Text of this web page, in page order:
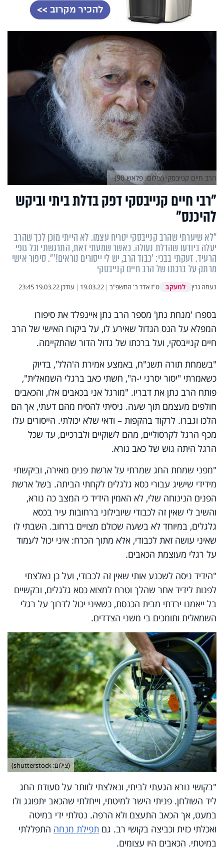
"רבי חיים קנייבסקי דפק בדלת ביתי וביקש
להיכנס"
"לא שיערתי שהרב קנייבסקי יטריח עצמו. לא הייתי מוכן לכך שהרב
יעלה ביודעו שהדלת נעולה. כאשר שמעתי זאת, התרגשתי וכל גופי
הרעיד. זעקתי בבכי: 'כבוד הרב, יש לי ייסורים נוראים!'". סיפור אישי
מרתק על ברכתו של הרב חיים קנייבסקי
נעמה גרין למעקב ט"ז אדר ב' התשפ"ב |
19.03.22
| עודכן19.03.22 23:45
הרב חיים קנייבסקי (צילום: פלאש 90)
בספרו 'מנחת נתן' מספר הרב נתן איינפלד את סיפורו
המפלא על הנס הגדול שאירע לו, על ביקורו האישי של הרב
חיים קנייבסקי, ועל ברכתו של גדול הדור שהתקיימה.
"בשמחת תורה תשנ"ח, באמצע אמירת ה'הלל', בדיוק
כשאמרתי "יסור יסרני י-ה", חשתי כאב ברגלי השמאלית",
פותח הרב נתן את דבריו. "מורגל אני בכאבים אלו, והכאבים
חולפים מעצמם תוך שעה. ניסיתי להסיח מהם דעתי, אך הם
הלכו וגברו. לרקוד בהקפות – ודאי שלא יכולתי. הייסורים עלו
מכף הרגל לקרסוליים, מהם לשוקיים ולברכיים, עד שכל
הרגל היתה גוש של כאב נורא.
"מפני שמחת החג שמרתי על ארשת פנים מאירה, וביקשתי
מידידי שישיג עבורי כסא גלגלים לקחתי הביתה. בשל ארשת
הפנים הנינוחה שלי, לא האמין הידיד כי המצב כה נורא,
והשיב לי שאין זה לכבודי שיובילוני ברחובות עיר בכסא
גלגלים, במיוחד לא בשעה שכולם מצויים ברחוב. השבתי לו
שאיני עושה זאת לכבודי, אלא מתוך הכרח: איני יכול לעמוד
על רגלי מעוצמת הכאבים.
"הידיד ניסה לשכנע אותי שאין זה לכבודי, ועל כן נאלצתי
לפנות לידיד אחר שהלך וטרח למצוא כסא גלגלים, ובקשיים
בל ייאמנו ירדתי מבית הכנסת, כשאיני יכול לדרוך על רגלי
השמאלית ותומכים בי משני הצדדים.
(צילום: shutterstock)
"בקושי נורא הגעתי לביתי, ונאלצתי לוותר על סעודת החג
ליד השולחן. פניתי הישר למיטתי, וייחלתי שהכאב יתפוגג ולו
במעט, אך הכאב התעצם ולא הרפה. נטלתי ידי במיטה
ואכלתי כזית וכביצה בקושי רב. גם תפילת מנחה התפללתי
במיטתי. הכאבים היו עצומים.